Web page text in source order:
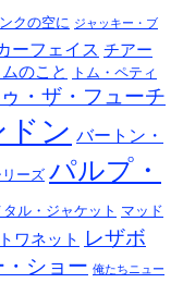
クの空に ジャッキー・ブ
ーフェイス チアー
ムのこと トム・ペティ
・ザ・フューチ
ン バートン・
ーズ パルプ・
ル・ジャケット マッド
ワネット
レザボ
・ショー 俺たちニュー